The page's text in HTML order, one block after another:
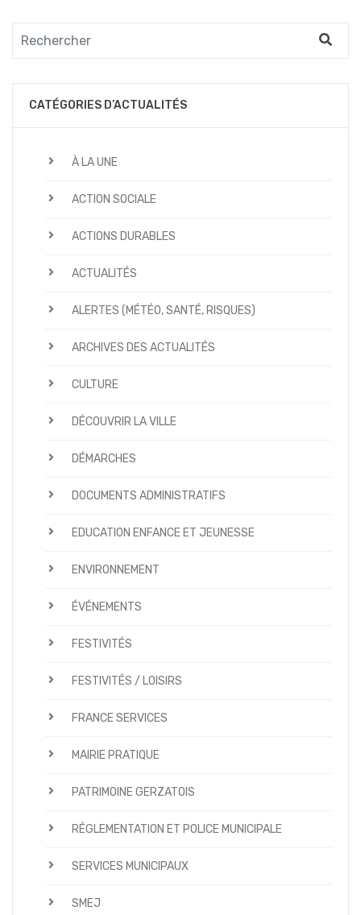
CATÉGORIES D’ACTUALITÉS
À LA UNE
ACTION SOCIALE
ACTIONS DURABLES
ACTUALITÉS
ALERTES (MÉTÉO, SANTÉ, RISQUES)
ARCHIVES DES ACTUALITÉS
CULTURE
DÉCOUVRIR LA VILLE
DÉMARCHES
DOCUMENTS ADMINISTRATIFS
EDUCATION ENFANCE ET JEUNESSE
ENVIRONNEMENT
ÉVÉNEMENTS
FESTIVITÉS
FESTIVITÉS / LOISIRS
FRANCE SERVICES
MAIRIE PRATIQUE
PATRIMOINE GERZATOIS
RÉGLEMENTATION ET POLICE MUNICIPALE
SERVICES MUNICIPAUX
SMEJ